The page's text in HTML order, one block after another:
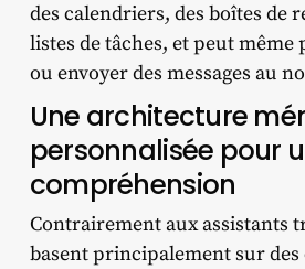
des calendriers, des boîtes de
listes de tâches, et peut même
ou envoyer des messages au
Une architecture
personnalisée pour
compréhension
Contrairement aux assistants
basent principalement sur des